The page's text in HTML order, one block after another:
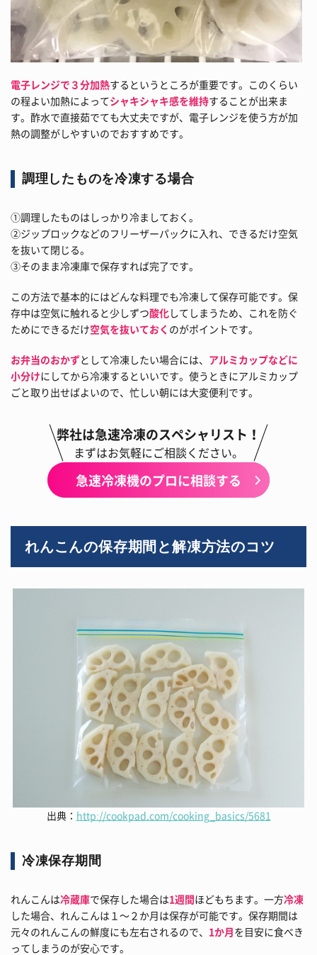
電子レンジで３分加熱するというところが重要です。このくらい
の程よい加熱によってシャキシャキ感を維持することが出来ま
す。酢水で直接茹でても大丈夫ですが、電子レンジを使う方が加
熱の調整がしやすいのでおすすめです。
調理したものを冷凍する場合
①調理したものはしっかり冷ましておく。
②ジップロックなどのフリーザーパックに入れ、できるだけ空気
を抜いて閉じる。
③そのまま冷凍庫で保存すれば完了です。
この方法で基本的にはどんな料理でも冷凍して保存可能です。保
存中は空気に触れると少しずつ酸化してしまうため、これを防ぐ
ためにできるだけ空気を抜いておく のがポイントです。
お弁当のおかずとして冷凍したい場合には、 アルミカップなどに
小分けにしてから冷凍するといいです。使うときにアルミカップ
ごと取り出せばよいので、忙しい朝には大変便利です。
弊社は急速冷凍のスペシャリスト！
まずはお気軽にご相談ください。
急速冷凍機のプロに相談する
れんこんの保存期間と解凍方法のコツ
出典： http://cookpad.com/cooking_basics/5681
冷凍保存期間
れんこんは冷蔵庫で保存した場合は1週間ほどもちます。一方冷凍
した場合、れんこんは１～２か月は保存が可能です。保存期間は
元々のれんこんの鮮度にも左右されるので、 1か月を目安に食べき
ってしまうのが安心です。